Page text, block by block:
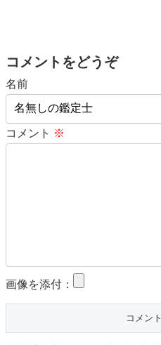
コメントをどうぞ
名前
コメント ※
画像を添付：